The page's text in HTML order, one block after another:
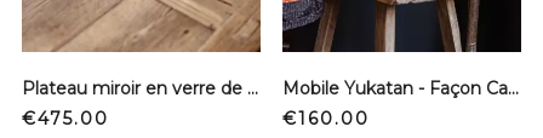
Plateau miroir en verre de Murano - S
Price
€475.00
Mobile Yukatan - Façon Calder
Price
€160.00